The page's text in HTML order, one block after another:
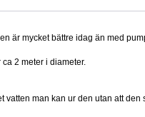
är mycket bättre idag än med
2 meter i diameter.
man kan ur den utan att